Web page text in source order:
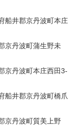
船井郡京丹波町本庄
京丹波町蒲生野未
京丹波町本庄西田3-
船井郡京丹波町橋爪
京丹波町質美上野